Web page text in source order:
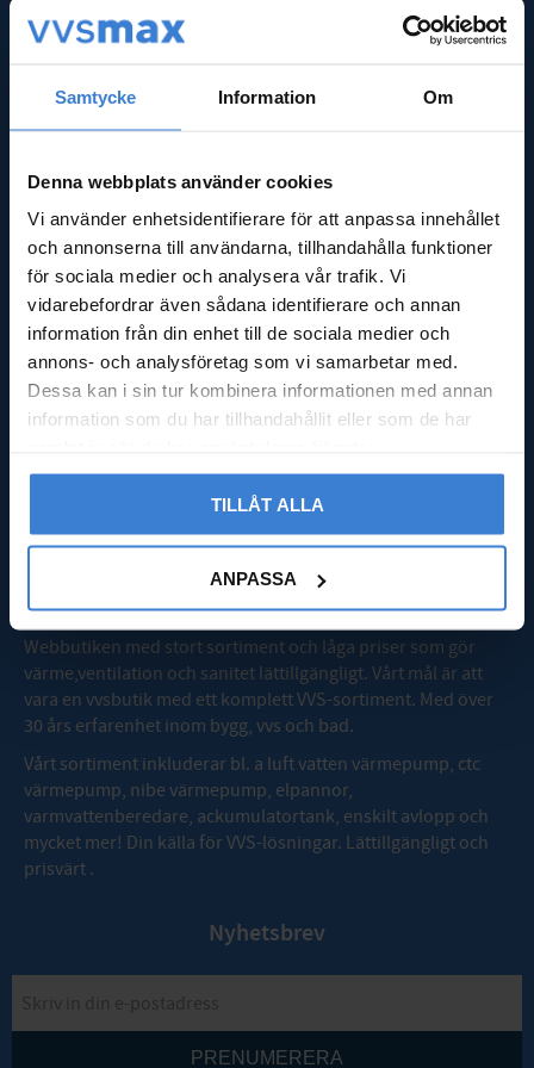
Samtycke Information Om
Denna webbplats använder cookies
Vi använder enhetsidentifierare för att anpassa innehållet
och annonserna till användarna, tillhandahålla funktioner
för sociala medier och analysera vår trafik. Vi
vidarebefordrar även sådana identifierare och annan
information från din enhet till de sociala medier och
annons- och analysföretag som vi samarbetar med.
Dessa kan i sin tur kombinera informationen med annan
information som du har tillhandahållit eller som de har
TILLÅT ALLA
ANPASSA
Kassa
Integritetspolicy
Reklamation & retur
Nöjd med din beställning?
GODMOTTAGNING
Mån - Fre: 08:00 - 16:00
Lördag: Stängt
Söndag: Stängt
ADRESS
Falsterbovägen 245,
Org.nr 556597-9712
Webbutiken med stort sortiment och låga priser som gör
värme,ventilation och sanitet lättillgängligt. Vårt mål är att
vara en vvsbutik med ett komplett VVS-sortiment. Med över
30 års erfarenhet inom bygg, vvs och bad.
Vårt sortiment inkluderar bl. a luft vatten värmepump, ctc
värmepump, nibe värmepump, elpannor,
varmvattenberedare, ackumulatortank, enskilt avlopp och
mycket mer! Din källa för VVS-lösningar. Lättillgängligt och
prisvärt .
Nyhetsbrev
PRENUMERERA